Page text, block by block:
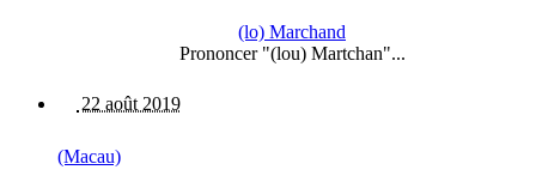
(lo) Marchand
Prononcer "(lou) Martchan"...
22 août 2019
(Macau)